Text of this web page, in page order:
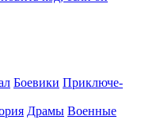
Бое­ви­ки При­клю­че­
Дра­мы Во­ен­ные